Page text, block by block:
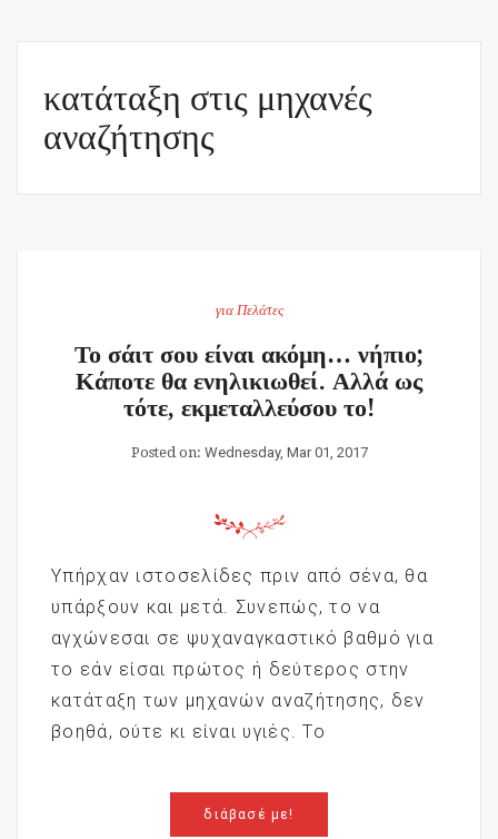
κατάταξη στις μηχανές
αναζήτησης
για Πελάτες
Το σάιτ σου είναι ακόμη… νήπιο;
Κάποτε θα ενηλικιωθεί. Αλλά ως
τότε, εκμεταλλεύσου το!
Posted on: Wednesday, Mar 01, 2017
Υπήρχαν ιστοσελίδες πριν από σένα, θα
υπάρξουν και μετά. Συνεπώς, το να
αγχώνεσαι σε ψυχαναγκαστικό βαθμό για
το εάν είσαι πρώτος ή δεύτερος στην
κατάταξη των μηχανών αναζήτησης, δεν
βοηθά, ούτε κι είναι υγιές. Το
διάβασέ με!